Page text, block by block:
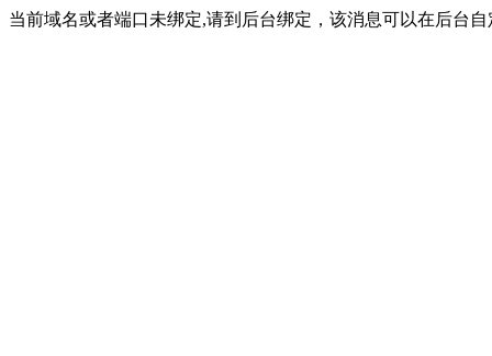
当前域名或者端口未绑定,请到后台绑定，该消息可以在后台自